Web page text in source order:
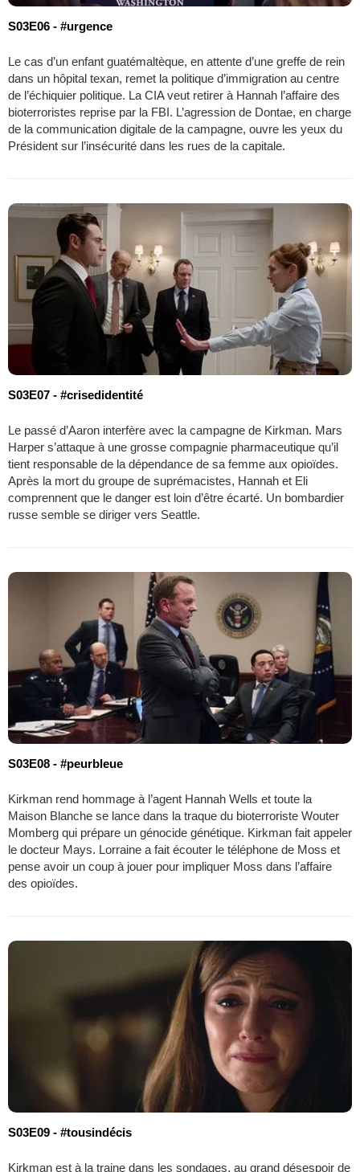
S03E06 - #urgence
Le cas d’un enfant guatémaltèque, en attente d’une greffe de rein
dans un hôpital texan, remet la politique d’immigration au centre
de l’échiquier politique. La CIA veut retirer à Hannah l’affaire des
bioterroristes reprise par la FBI. L’agression de Dontae, en charge
de la communication digitale de la campagne, ouvre les yeux du
Président sur l’insécurité dans les rues de la capitale.
S03E07 - #crisedidentité
Le passé d’Aaron interfère avec la campagne de Kirkman. Mars
Harper s’attaque à une grosse compagnie pharmaceutique qu’il
tient responsable de la dépendance de sa femme aux opioïdes.
Après la mort du groupe de suprémacistes, Hannah et Eli
comprennent que le danger est loin d’être écarté. Un bombardier
russe semble se diriger vers Seattle.
S03E08 - #peurbleue
Kirkman rend hommage à l’agent Hannah Wells et toute la
Maison Blanche se lance dans la traque du bioterroriste Wouter
Momberg qui prépare un génocide génétique. Kirkman fait appeler
le docteur Mays. Lorraine a fait écouter le téléphone de Moss et
pense avoir un coup à jouer pour impliquer Moss dans l’affaire
des opioïdes.
S03E09 - #tousindécis
Kirkman est à la traine dans les sondages, au grand désespoir de